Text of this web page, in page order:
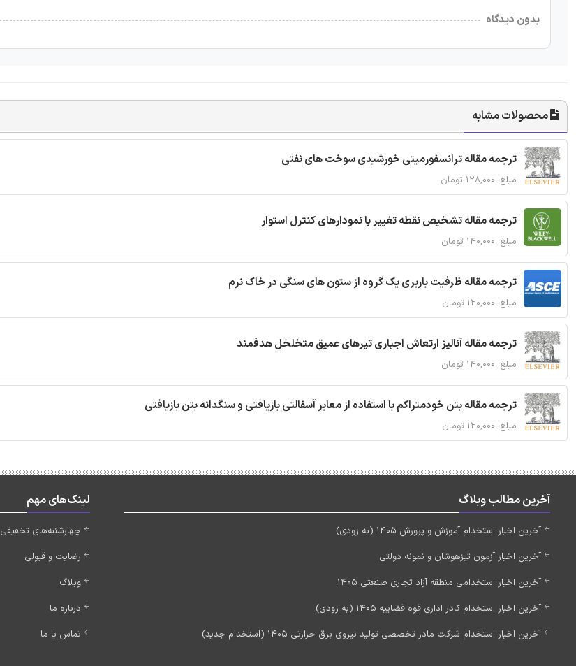
بدون دیدگاه
محصولات مشابه
ترجمه مقاله ترانسفورمیتی خورشیدی سوخت های نفتی
مبلغ: ۱۲۸,۰۰۰ تومان
ترجمه مقاله تشخیص نقطه تغییر با نمودارهای کنترل استوار
مبلغ: ۱۴۰,۰۰۰ تومان
ترجمه مقاله ظرفیت باربری یک گروه از ستون های سنگی در خاک نرم
مبلغ: ۱۲۰,۰۰۰ تومان
ترجمه مقاله آنالیز ارتعاش اجباری تیرهای عمیق متخلخل هدفمند
مبلغ: ۱۴۰,۰۰۰ تومان
ترجمه مقاله بتن خودمتراکم با استفاده از معابر آسفالتی بازیافتی و سنگدانه بتن بازیافتی
مبلغ: ۱۲۰,۰۰۰ تومان
آخرین مطالب وبلاگ
آخرین اخبار استخدام آموزش و پرورش 1405 (به زودی)
آخرین اخبار آزمون تیزهوشان و نمونه دولتی
آخرین اخبار استخدامی منطقه آزاد تجاری صنعتی 1405
آخرین اخبار استخدام کادر اداری قوه قضاییه 1405 (به زودی)
آخرین اخبار استخدام شرکت مادر تخصصی تولید نیروی برق حرارتی 1405 (استخدام جدید)
لینک‌های مهم
چهارشنبه‌های تخفیفی
رضایت و قبولی
وبلاگ
درباره ما
تماس با ما